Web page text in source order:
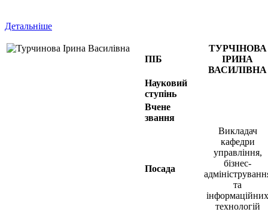
Детальніше
ПІБ
ТУРЧІНОВА
ІРИНА
ВАСИЛІВНА
Науковий
ступінь
Вчене
звання
Посада
Викладач
кафедри
управління,
бізнес-
та
інформаційних
технологій